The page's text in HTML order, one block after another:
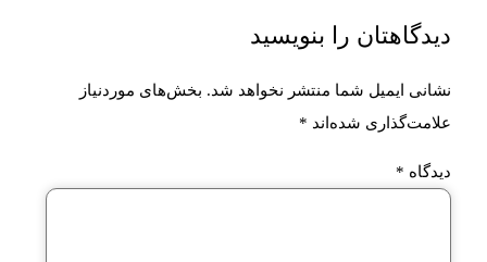
دیدگاهتان را بنویسید
نشانی ایمیل شما منتشر نخواهد شد. بخش‌های موردنیاز
علامت‌گذاری شده‌اند *
دیدگاه *